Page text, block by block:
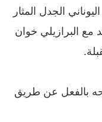
الجدل المثار
مع البرازيلي خوان
بالفعل عن طريق